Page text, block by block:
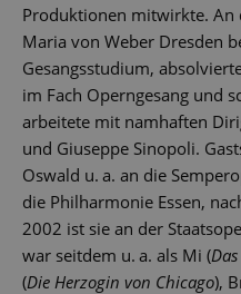
Produktionen mitwirkte. An
Maria von Weber Dresden
Gesangsstudium,
im Fach Operngesang und
arbeitete mit namhaften
und Giuseppe Sinopoli.
Oswald u. a. an die
die Philharmonie Essen,
2002 ist sie an der
war seitdem u. a. als Mi (
(Die Herzogin von Chicago),